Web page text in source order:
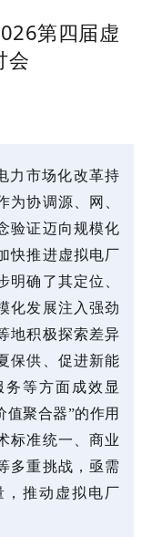
第四届虚
会
力市场化改革持
为协调源、网、
验证迈向规模化
快推进虚拟电厂
明确了其定位、
化发展注入强劲
地积极探索差异
保供、促进新能
等方面成效显
值聚合器”的作用
标准统一、商业
多重挑战，亟需
推动虚拟电厂